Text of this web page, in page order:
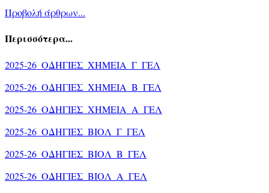
Προβολή άρθρων...
Περισσότερα...
2025-26_ΟΔΗΓΙΕΣ_ΧΗΜΕΙΑ_Γ_ΓΕΛ
2025-26_ΟΔΗΓΙΕΣ_ΧΗΜΕΙΑ_Β_ΓΕΛ
2025-26_ΟΔΗΓΙΕΣ_ΧΗΜΕΙΑ_Α_ΓΕΛ
2025-26_ΟΔΗΓΙΕΣ_ΒΙΟΛ_Γ_ΓΕΛ
2025-26_ΟΔΗΓΙΕΣ_ΒΙΟΛ_Β_ΓΕΛ
2025-26_ΟΔΗΓΙΕΣ_ΒΙΟΛ_Α_ΓΕΛ